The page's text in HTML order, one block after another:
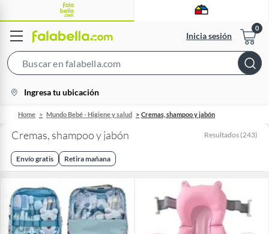
Inicia sesión
Bar
location-
icon
Ingresa tu ubicación
Home Mundo Bebé - Higiene y salud Cremas, shampoo y jabón
Cremas, shampoo y jabón Resultados (243)
Envío gratis Retira mañana